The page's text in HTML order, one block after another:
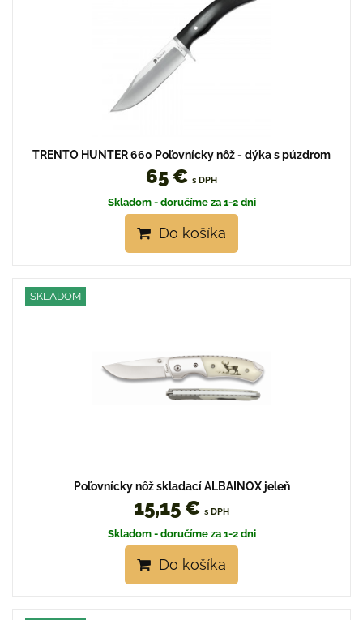
TRENTO HUNTER 660 Poľovnícky nôž - dýka s púzdrom
65 € s DPH
Skladom - doručíme za 1-2 dni
Do košíka
SKLADOM
Poľovnícky nôž skladací ALBAINOX jeleň
15,15 € s DPH
Skladom - doručíme za 1-2 dni
Do košíka